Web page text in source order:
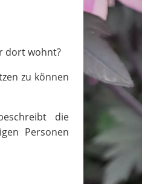
dort wohnt?
zu können
die
Personen